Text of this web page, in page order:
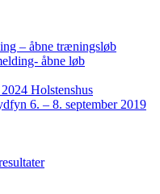
– åbne træningsløb
åbne løb
Holstenshus
6. – 8. september 2019